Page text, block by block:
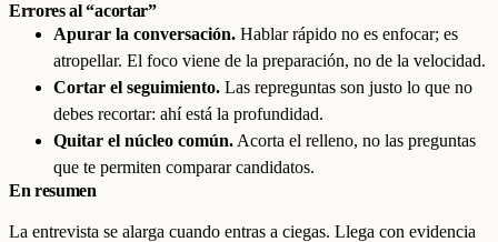
Errores al “acortar”
Apurar la conversación. Hablar rápido no es enfocar; es
atropellar. El foco viene de la preparación, no de la velocidad.
Cortar el seguimiento. Las repreguntas son justo lo que no
debes recortar: ahí está la profundidad.
Quitar el núcleo común. Acorta el relleno, no las preguntas
que te permiten comparar candidatos.
En resumen
La entrevista se alarga cuando entras a ciegas. Llega con evidencia